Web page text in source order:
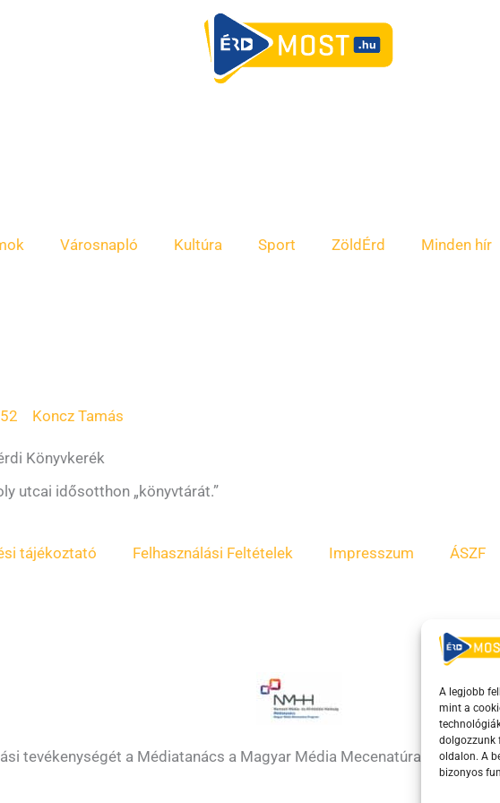
A legjobb
mint a
dolgozzunk
oldalon. A
bizonyos
Városnapló Kultúra Sport ZöldÉrd Minden hír
Koncz Tamás
Könyvkerék
utcai idősotthon „könyvtárát.”
tájékoztató Felhasználási Feltételek Impresszum ÁSZF
tevékenységét a Médiatanács a Magyar Média Mecenatúra program